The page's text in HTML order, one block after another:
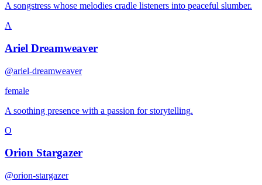
A songstress whose melodies cradle listeners into peaceful slumber.
A
Ariel Dreamweaver
@ariel-dreamweaver
female
A soothing presence with a passion for storytelling.
O
Orion Stargazer
@orion-stargazer